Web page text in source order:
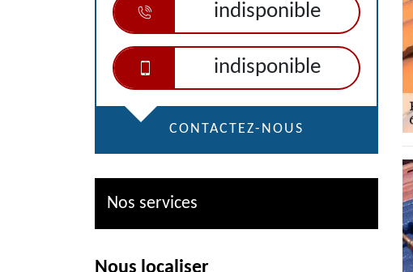
indisponible
indisponible
CONTACTEZ-NOUS
Nos services
Nous localiser